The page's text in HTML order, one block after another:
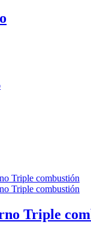
Triple